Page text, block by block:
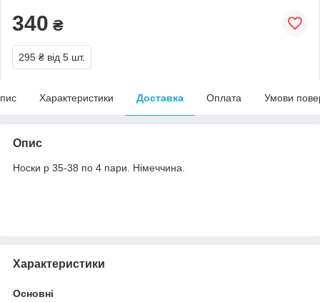
340 ₴
295 ₴ від 5 шт.
Характеристики Доставка Оплата Умови
Опис
Носки р 35-38 по 4 пари. Німеччина.
Характеристики
Основні